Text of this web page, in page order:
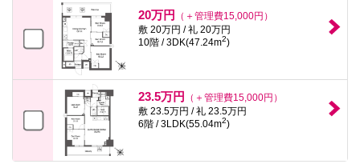
20万円
（＋管理費15,000円）
敷 20万円 / 礼 20万円
10階 / 3DK(47.24m2)
23.5万円
（＋管理費15,000円）
敷 23.5万円 / 礼 23.5万円
6階 / 3LDK(55.04m2)